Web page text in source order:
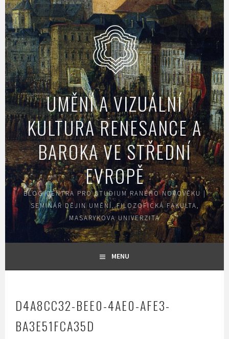
Skip
to
content
UMĚNÍ A VIZUÁLNÍ
KULTURA RENESANCE A
BAROKA VE STŘEDNÍ
EVROPĚ
BLOG CENTRA PRO STUDIUM RANÉHO NOVOVĚKU |
SEMINÁŘ DĚJIN UMĚNÍ, FILOZOFICKÁ FAKULTA,
MASARYKOVA UNIVERZITA
MENU
D4A8CC32-BEE0-4AE0-AFE3-
BA3E51FCA35D